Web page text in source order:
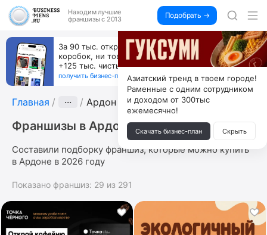
Находим лучшие
франшизы с 2013
Подобрать →
За 90 тыс. открой магазин на Авито, дома ни
коробок, ни товара, ни склада, зато каждый месяц
+125 тыс. чистыми
получить бизнес-план ↓
Главная ··· Ардон
Франшизы в Ардоне
Составили подборку франшиз, которые можно купить
в Ардоне в 2026 году
Показано франшиз: 29 из 291
Азиатский тренд в твоем городе!
Раменные с одним сотрудником
и доходом от 300тыс
ежемесячно!
Скачать бизнес-план Скрыть